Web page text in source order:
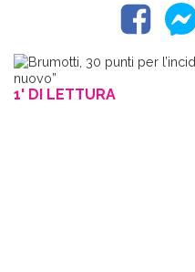
1' DI LETTURA